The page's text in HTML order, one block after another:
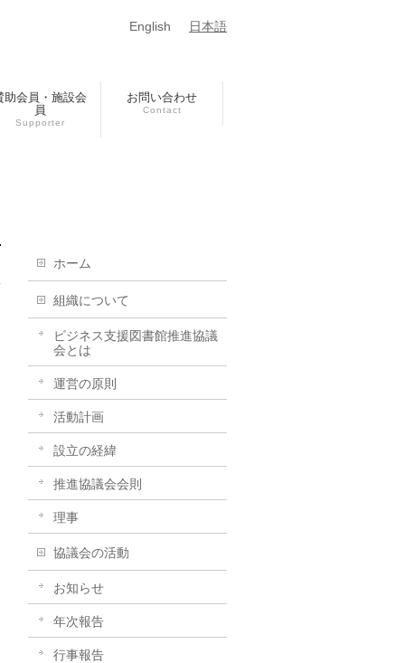
English 日本語
助会員・施設会
員
Supporter
お問い合わせ
Contact
ホーム
組織について
ビジネス支援図書館推進協議
会とは
運営の原則
活動計画
設立の経緯
推進協議会会則
理事
協議会の活動
お知らせ
年次報告
行事報告